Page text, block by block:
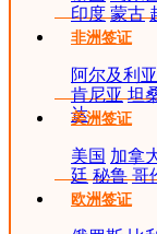
印度 蒙古
非洲签证
阿尔及利亚
肯尼亚 坦
达
美洲签证
美国 加拿
廷 秘鲁 哥
欧洲签证